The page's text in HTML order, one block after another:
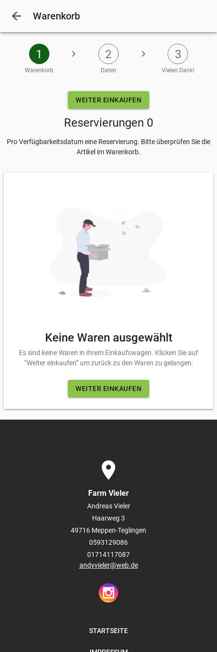
arrow_back Warenkorb
1
Warenkorb
chevron_right 2
Daten
chevron_right 3
Vielen Dank!
WEITER EINKAUFEN
Reservierungen 0
Pro Verfügbarkeitsdatum eine Reservierung. Bitte überprüfen Sie die
Artikel im Warenkorb.
Keine Waren ausgewählt
Es sind keine Waren in Ihrem Einkaufswagen. Klicken Sie auf
“Weiter einkaufen” um zurück zu den Waren zu gelangen:
WEITER EINKAUFEN
place
Farm Vieler
Andreas Vieler
Haarweg 3
49716 Meppen-Teglingen
0593129086
01714117087
andyvieler@web.de
STARTSEITE